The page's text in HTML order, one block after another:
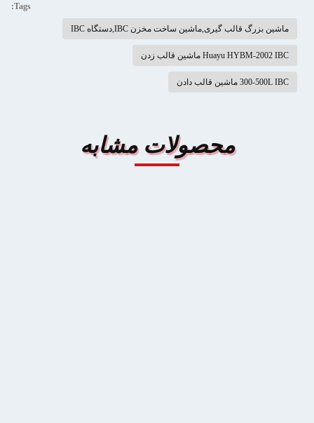
Tags:
ماشین بزرگ قالب گیری,ماشین ساخت مخزن IBC,دستگاه IBC
Huayu HYBM-2002 IBC ماشین قالب زدن
300-500L IBC ماشین قالب دادن
محصولات مشابه